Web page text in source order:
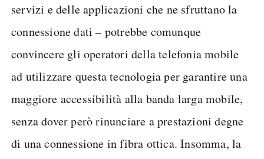
servizi e delle applicazioni che ne sfruttano la
connessione dati – potrebbe comunque
convincere gli operatori della telefonia mobile
ad utilizzare questa tecnologia per garantire una
maggiore accessibilità alla banda larga mobile,
senza dover però rinunciare a prestazioni degne
di una connessione in fibra ottica. Insomma, la